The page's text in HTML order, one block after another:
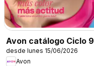
Avon catálogo Ciclo 9
desde lunes 15/06/2026
Avon